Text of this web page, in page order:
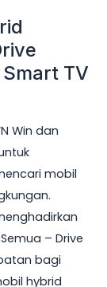
TV
Win dan
mobil
– Drive
bagi
hybrid